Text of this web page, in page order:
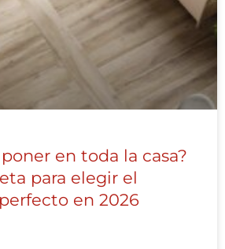
en toda la casa?
para elegir el
en 2026